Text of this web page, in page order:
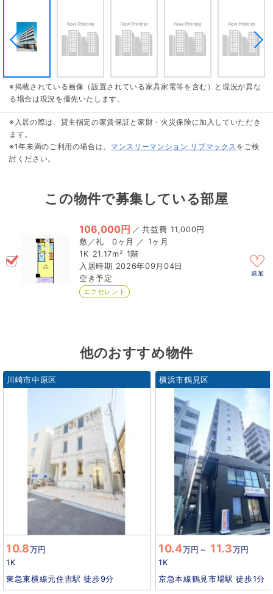
※掲載されている画像（設置されている家具家電等を含む）と現況が異な
る場合は現況を優先いたします。
※入居の際は、貸主指定の家賃保証と家財・火災保険に加入していただき
ます。
※1年未満のご利用の場合は、 マンスリーマンション リブマックス をご検
討ください。
この物件で募集している部屋
106,000円 ／
11,000円
0ヶ月 ／ 1ヶ月
1K 21.17m² 1階
2026年09月04日
空き予定
エクセレント
追加
他のおすすめ物件
川崎市中原区
10.8万円
1K
東急東横線元住吉駅 徒歩9分
横浜市鶴見区
10.4万円 ～ 11.3万円
1K
京急本線鶴見市場駅 徒歩1分